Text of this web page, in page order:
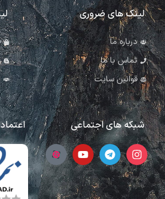
لینک های ضروری
درباره ما
تماس با ما
قوانین سایت
شبکه های اجتماعی